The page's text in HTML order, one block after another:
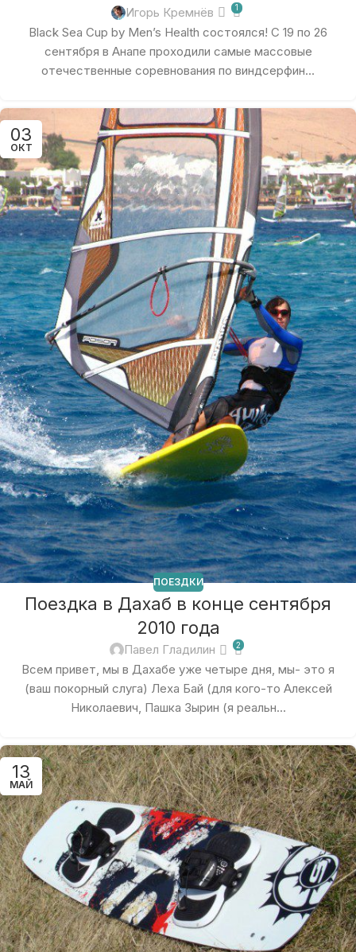
Игорь Кремнёв 1
Black Sea Cup by Men’s Health состоялся! С 19 по 26
сентября в Анапе проходили самые массовые
отечественные соревнования по виндсерфин...
03
ОКТ
ПОЕЗДКИ
Поездка в Дахаб в конце сентября
2010 года
Павел Гладилин 2
Всем привет, мы в Дахабе уже четыре дня, мы- это я
(ваш покорный слуга) Леха Бай (для кого-то Алексей
Николаевич, Пашка Зырин (я реальн...
13
МАЙ